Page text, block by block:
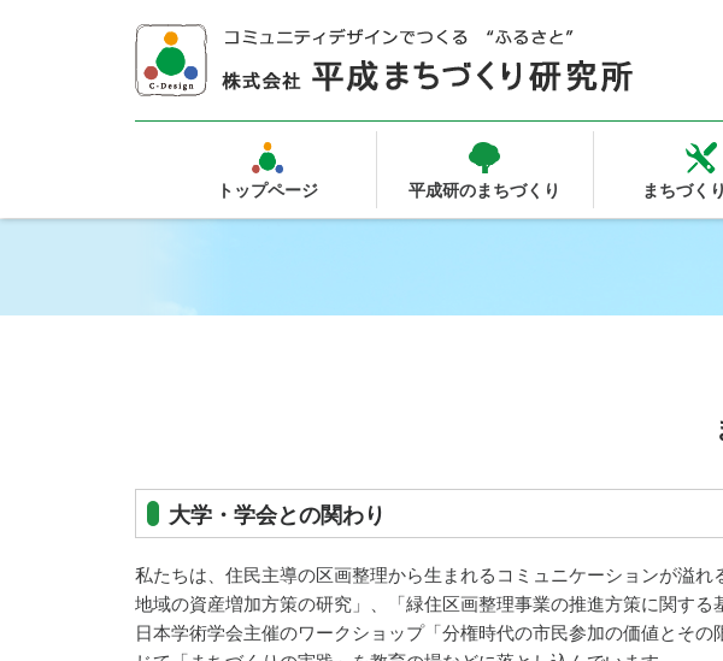
都市開発総合コンサルタント ｜ 平
成まちづくり研究所
トップページ 平成研のまちづくり まちづく
大学・学会との関わり
私たちは、住民主導の区画整理から生まれるコミュニケーションが溢
地域の資産増加方策の研究」、「緑住区画整理事業の推進方策に関す
日本学術学会主催のワークショップ「分権時代の市民参加の価値とそ